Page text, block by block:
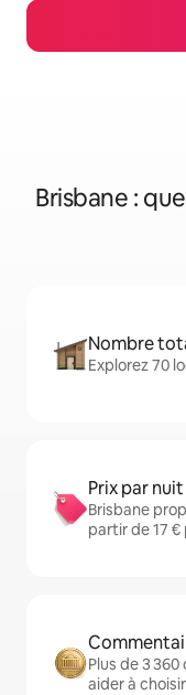
Brisbane :
Nombre
Explorez 70
Prix par
Brisbane
partir de 17
Plus de 3
aider à choisir